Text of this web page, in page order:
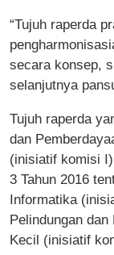
“Tujuh raperda
secara konsep,
selanjutnya
Tujuh raperda
dan
(inisiatif komisi
3 Tahun 2016
Informatika
Pelindungan
Kecil (inisiatif